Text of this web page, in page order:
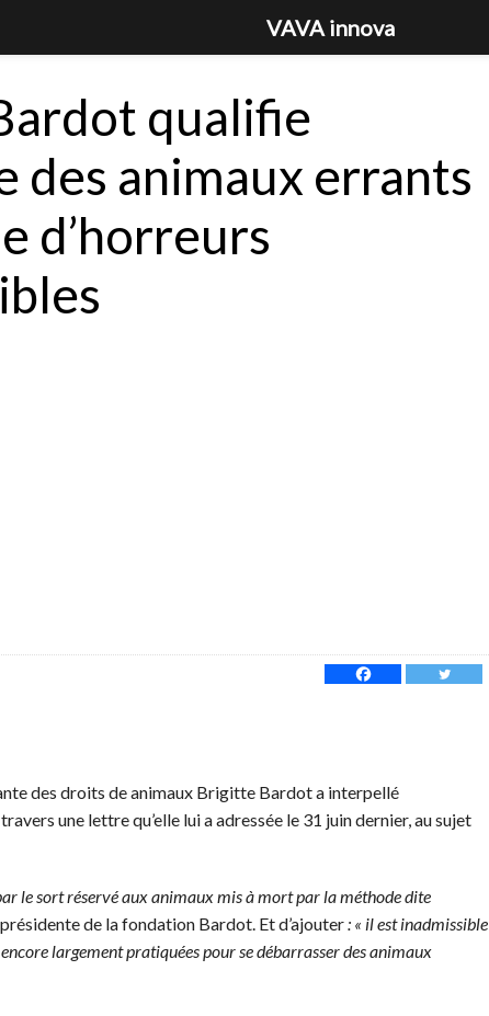
qualifie
des animaux errants
d’horreurs
des droits de animaux Brigitte Bardot a interpellé
une lettre qu’elle lui a adressée le 31 juin dernier, au sujet
le sort réservé aux animaux mis à mort par la méthode dite
de la fondation Bardot. Et d’ajouter: « il est inadmissible
largement pratiquées pour se débarrasser des animaux
VAVA innova